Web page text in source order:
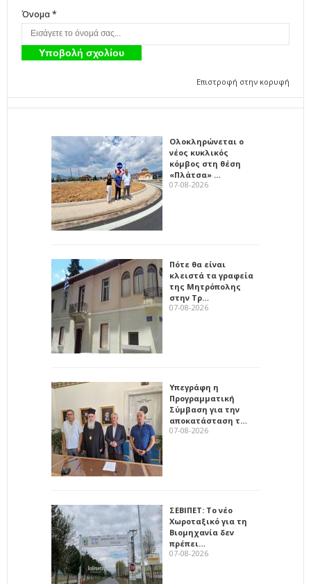
Όνομα *
Επιστροφή στην κορυφή
Ολοκληρώνεται ο
νέος κυκλικός
κόμβος στη θέση
«Πλάτσα» …
07-08-2026
Πότε θα είναι
κλειστά τα γραφεία
της Μητρόπολης
στην Τρ…
07-08-2026
Υπεγράφη η
Προγραμματική
Σύμβαση για την
αποκατάσταση τ…
07-08-2026
ΣΕΒΙΠΕΤ: Το νέο
Χωροταξικό για τη
Βιομηχανία δεν
πρέπει…
07-08-2026